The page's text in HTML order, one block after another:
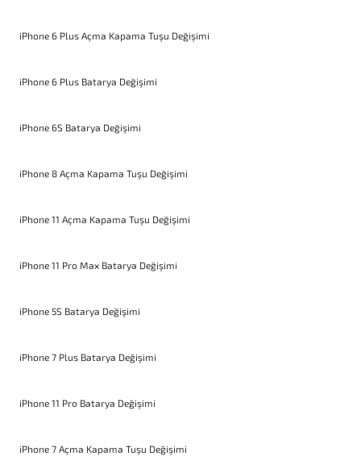
iPhone 6 Plus Açma Kapama Tuşu Değişimi
iPhone 6 Plus Batarya Değişimi
iPhone 6S Batarya Değişimi
iPhone 8 Açma Kapama Tuşu Değişimi
iPhone 11 Açma Kapama Tuşu Değişimi
iPhone 11 Pro Max Batarya Değişimi
iPhone 5S Batarya Değişimi
iPhone 7 Plus Batarya Değişimi
iPhone 11 Pro Batarya Değişimi
iPhone 7 Açma Kapama Tuşu Değişimi